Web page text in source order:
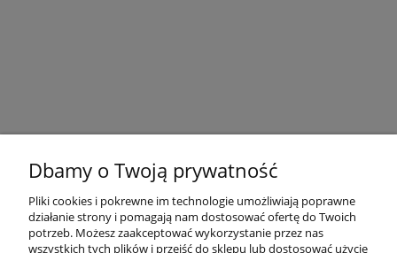
Pomoc
Dbamy o Twoją prywatność
Pliki cookies i pokrewne im technologie umożliwiają poprawne
działanie strony i pomagają nam dostosować ofertę do Twoich
potrzeb. Możesz zaakceptować wykorzystanie przez nas
wszystkich tych plików i przejść do sklepu lub dostosować użycie